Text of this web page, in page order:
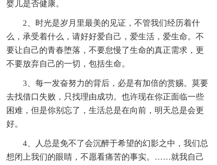
婴儿是否健康。
2、时光是岁月里最美的见证，不管我们经历着什
么，承受着什么，请好好爱自己，爱生活，爱生命。不
要让自己的青春堕落，不要怠慢了生命的真正需求，更
不要放弃自己的一切，包括生命。
3、每一发奋努力的背后，必是有加倍的赏赐。莫要
去找借口失败，只找理由成功。也许现在你正面临一些
困难，但是你别忘了，生活总是在向前，明天总是会更
好。
4、人总是免不了会沉醉于希望的幻影之中，我们总
想闭上我们的眼睛，不愿看痛苦的事实。……就我自己